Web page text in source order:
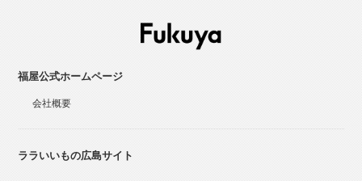
福屋公式ホームページ
会社概要
ララいいもの広島サイト